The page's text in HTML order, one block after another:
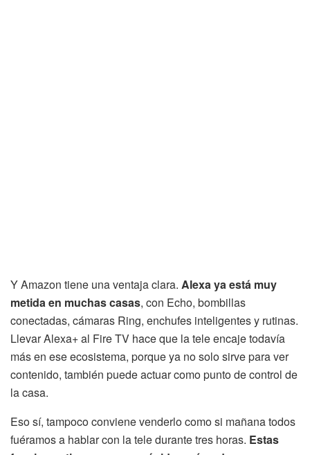
Y Amazon tiene una ventaja clara. Alexa ya está muy
metida en muchas casas, con Echo, bombillas
conectadas, cámaras Ring, enchufes inteligentes y rutinas.
Llevar Alexa+ al Fire TV hace que la tele encaje todavía
más en ese ecosistema, porque ya no solo sirve para ver
contenido, también puede actuar como punto de control de
la casa.
Eso sí, tampoco conviene venderlo como si mañana todos
fuéramos a hablar con la tele durante tres horas. Estas